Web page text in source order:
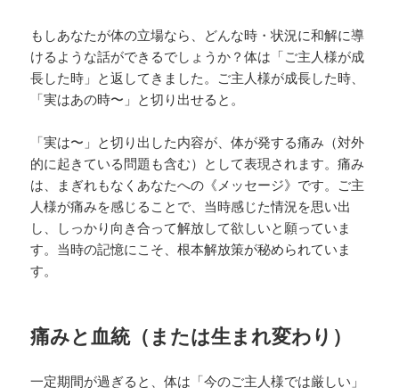
もしあなたが体の立場なら、どんな時・状況に和解に導
けるような話ができるでしょうか？体は「ご主人様が成
長した時」と返してきました。ご主人様が成長した時、
「実はあの時〜」と切り出せると。
「実は〜」と切り出した内容が、体が発する痛み（対外
的に起きている問題も含む）として表現されます。痛み
は、まぎれもなくあなたへの《メッセージ》です。ご主
人様が痛みを感じることで、当時感じた情況を思い出
し、しっかり向き合って解放して欲しいと願っていま
す。当時の記憶にこそ、根本解放策が秘められていま
す。
痛みと血統（または生まれ変わり）
一定期間が過ぎると、体は「今のご主人様では厳しい」